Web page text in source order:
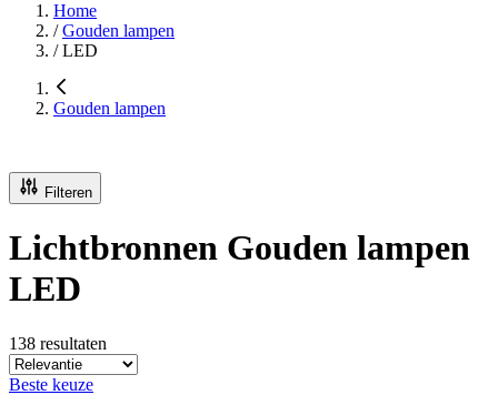
Home
/ Gouden lampen
/ LED
Gouden lampen
Filteren
Lichtbronnen Gouden lampen
LED
138 resultaten
Beste keuze